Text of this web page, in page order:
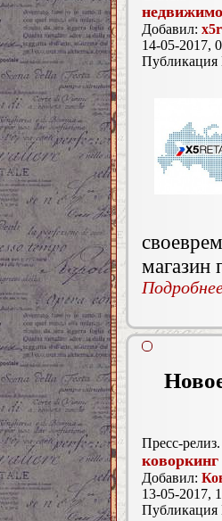
Добавил:
14-05-2017,
магазин
Пресс-релиз.
коворкинг
Добавил:
13-05-2017,